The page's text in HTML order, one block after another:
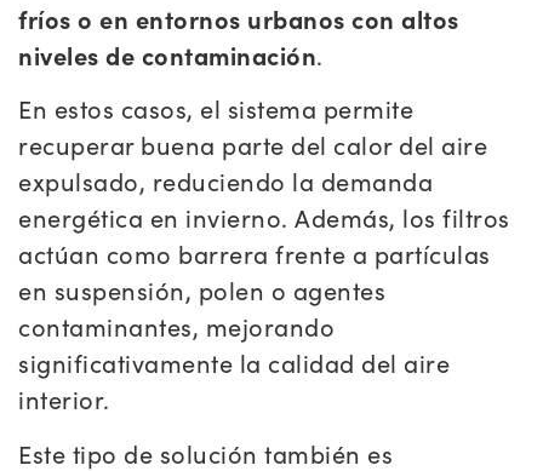
fríos o en entornos urbanos con altos
niveles de contaminación.
En estos casos, el sistema permite
recuperar buena parte del calor del aire
expulsado, reduciendo la demanda
energética en invierno. Además, los filtros
actúan como barrera frente a partículas
en suspensión, polen o agentes
contaminantes, mejorando
significativamente la calidad del aire
interior.
Este tipo de solución también es